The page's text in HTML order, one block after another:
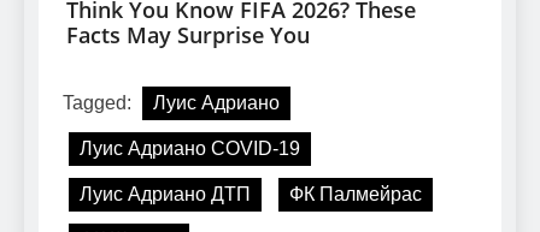
Tagged: Луис Адриано
Луис Адриано COVID-19
Луис Адриано ДТП ФК Палмейрас